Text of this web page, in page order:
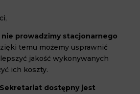
nie prowadzimy stacjonarnego
temu możemy usprawnić
jakość wykonywanych
ich koszty.
dostępny jest